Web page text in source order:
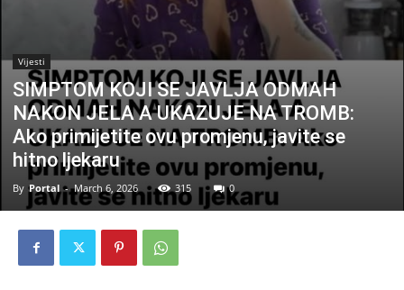
Vijesti
SIMPTOM KOJI SE JAVLJA ODMAH
NAKON JELA A UKAZUJE NA TROMB:
Ako primijetite ovu promjenu, javite se
hitno ljekaru
By Portal - March 6, 2026 315 0